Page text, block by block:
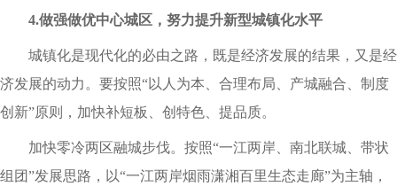
4.做强做优中心城区，努力提升新型城镇化水平
城镇化是现代化的必由之路，既是经济发展的结果，又是经
济发展的动力。要按照“以人为本、合理布局、产城融合、制度
创新”原则，加快补短板、创特色、提品质。
加快零冷两区融城步伐。按照“一江两岸、南北联城、带状
组团”发展思路，以“一江两岸烟雨潇湘百里生态走廊”为主轴，